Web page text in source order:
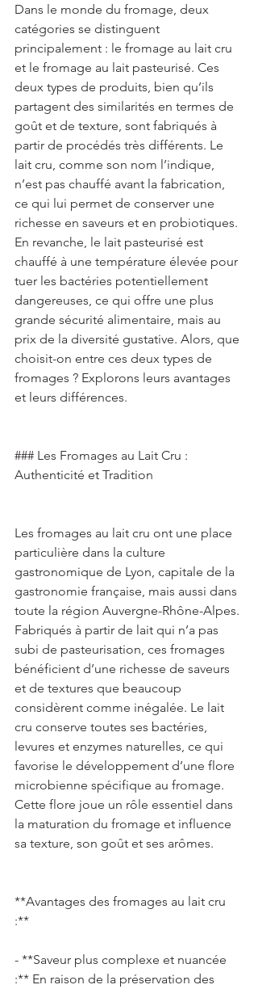
Dans le monde du fromage, deux
catégories se distinguent
principalement : le fromage au lait cru
et le fromage au lait pasteurisé. Ces
deux types de produits, bien qu’ils
partagent des similarités en termes de
goût et de texture, sont fabriqués à
partir de procédés très différents. Le
lait cru, comme son nom l’indique,
n’est pas chauffé avant la fabrication,
ce qui lui permet de conserver une
richesse en saveurs et en probiotiques.
En revanche, le lait pasteurisé est
chauffé à une température élevée pour
tuer les bactéries potentiellement
dangereuses, ce qui offre une plus
grande sécurité alimentaire, mais au
prix de la diversité gustative. Alors, que
choisit-on entre ces deux types de
fromages ? Explorons leurs avantages
et leurs différences.
### Les Fromages au Lait Cru :
Authenticité et Tradition
Les fromages au lait cru ont une place
particulière dans la culture
gastronomique de Lyon, capitale de la
gastronomie française, mais aussi dans
toute la région Auvergne-Rhône-Alpes.
Fabriqués à partir de lait qui n’a pas
subi de pasteurisation, ces fromages
bénéficient d’une richesse de saveurs
et de textures que beaucoup
considèrent comme inégalée. Le lait
cru conserve toutes ses bactéries,
levures et enzymes naturelles, ce qui
favorise le développement d’une flore
microbienne spécifique au fromage.
Cette flore joue un rôle essentiel dans
la maturation du fromage et influence
sa texture, son goût et ses arômes.
**Avantages des fromages au lait cru
:**
- **Saveur plus complexe et nuancée
:** En raison de la préservation des